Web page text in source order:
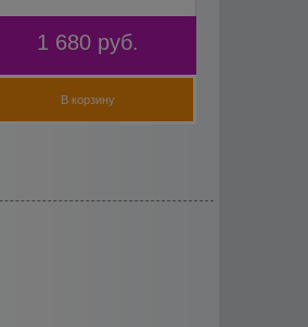
1 680 руб.
В корзину